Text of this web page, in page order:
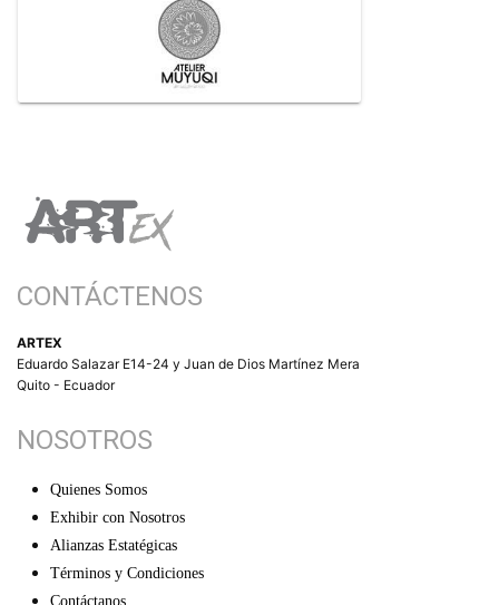
CONTÁCTENOS
ARTEX
Eduardo Salazar E14-24 y Juan de Dios Martínez Mera
Quito - Ecuador
NOSOTROS
Quienes Somos
Exhibir con Nosotros
Alianzas Estatégicas
Términos y Condiciones
Contáctanos